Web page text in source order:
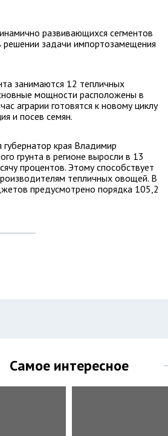
развивающихся сегментов
решении задачи импортозамещения
занимаются 12 тепличных
мощности расположены в
аграрии готовятся к новому циклу
и посев семян.
края Владимир
грунта в регионе выросли в 13
процентов. Этому способствует
тепличных овощей. В
предусмотрено порядка 105,2
Самое интересное